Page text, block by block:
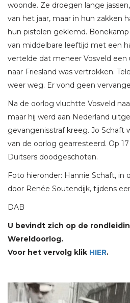
woonde. Ze droegen lange
van het jaar, maar in hun zakken
hun pistolen geklemd.
van middelbare leeftijd met een
vertelde dat meneer Vosveld een
naar Friesland was vertrokken.
weer weg. Er vond geen
Na de oorlog vluchtte Vosveld
maar hij werd aan Nederland
gevangenisstraf kreeg. Jo Schaft
van de oorlog gearresteerd. Op 17
Duitsers doodgeschoten.
Foto hieronder: Hannie Schaft, in
door Renée Soutendijk, tijdens
DAB
U bevindt zich op de
Wereldoorlog.
Voor het vervolg klik HIER.